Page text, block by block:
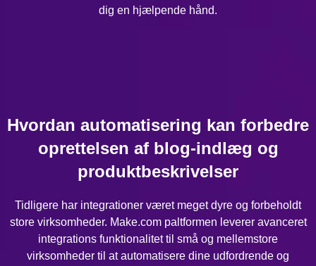
dig en hjælpende hånd.
Hvordan automatisering kan forbedre
oprettelsen af blog-indlæg og
produktbeskrivelser
Tidligere har integrationer været meget dyre og forbeholdt
store virksomheder. Make.com paltformen leverer avanceret
integrations funktionalitet til små og mellemstore
virksomheder til at automatisere dine udfordrende og